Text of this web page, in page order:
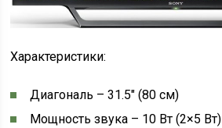
Характеристики:
Диагональ – 31.5″ (80 см)
Мощность звука – 10 Вт (2×5 Вт)